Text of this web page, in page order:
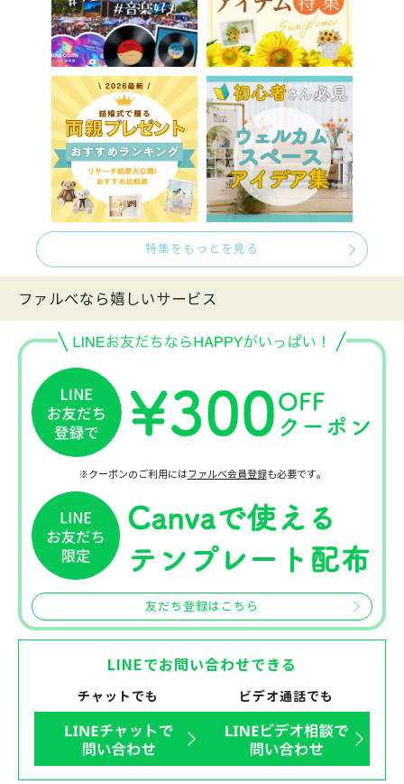
特集をもっとを見る
ファルべなら嬉しいサービス
※クーポンのご利用にはファルベ会員登録も必要です。
友だち登録はこちら
LINEでお問い合わせできる
チャットでも ビデオ通話でも